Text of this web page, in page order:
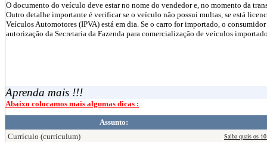
O documento do veículo deve estar no nome do vendedor e, no momento da
Outro detalhe importante é verificar se o veículo não possui multas, se está
Veículos Automotores (IPVA) está em dia. Se o carro for importado, o
autorização da Secretaria da Fazenda para comercialização de veículos
Aprenda mais !!!
Abaixo colocamos mais algumas dicas :
Assunto:
Currículo (curriculum)
Saiba quais os